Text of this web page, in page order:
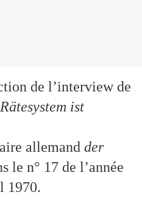
de l’interview de
ist
allemand der
le n° 17 de l’année
1970.